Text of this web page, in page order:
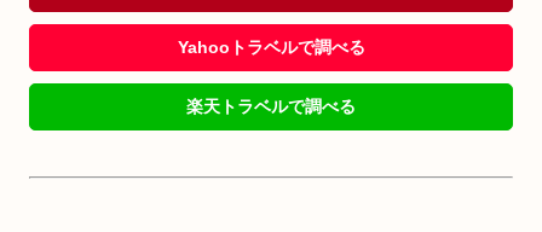
Yahooトラベルで調べる
楽天トラベルで調べる